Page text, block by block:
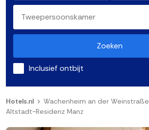
Zoeken
Inclusief ontbijt
Hotels.nl
Wachenheim an der Weinstraße
Altstadt-Residenz Manz